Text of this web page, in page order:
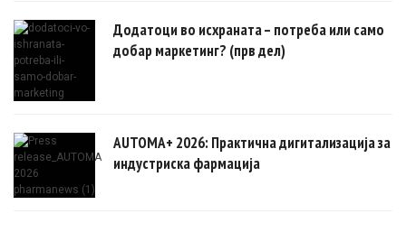
Додатоци во исхраната – потреба или само
добар маркетинг? (прв дел)
AUTOMA+ 2026: Практична дигитализација за
индустриска фармација